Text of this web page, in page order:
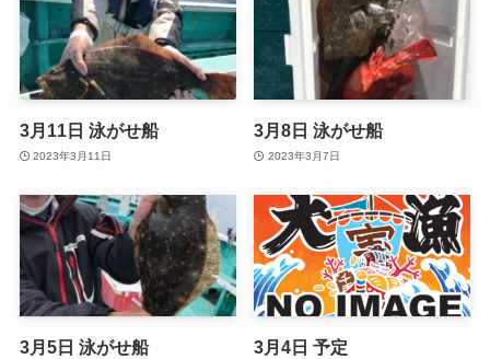
3月11日 泳がせ船
2023年3月11日
3月8日 泳がせ船
2023年3月7日
3月5日 泳がせ船 3月4日 予定